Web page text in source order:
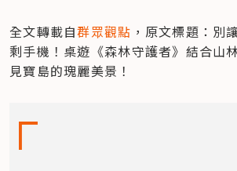
全文轉載自群眾觀點 ，原文標題：別
剩手機！桌遊《森林守護者》結合山
見寶島的瑰麗美景！